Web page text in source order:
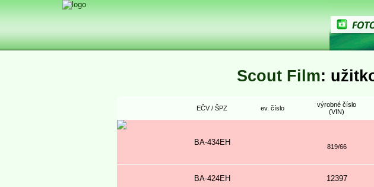
Scout Film:
EČV / ŠPZ ev. číslo
výrobné číslo
(VIN)
BA-434EH 819/66
BA-424EH 12397